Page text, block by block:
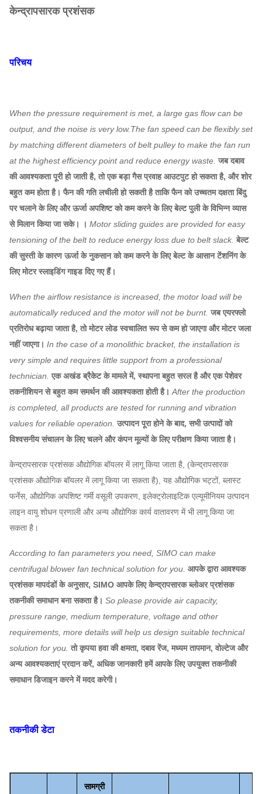
केन्द्रापसारक प्रशंसक
परिचय
When the pressure requirement is met, a large gas flow can be
output, and the noise is very low.The fan speed can be flexibly set
by matching different diameters of belt pulley to make the fan run
at the highest efficiency point and reduce energy waste. जब दबाव
की आवश्यकता पूरी हो जाती है, तो एक बड़ा गैस प्रवाह आउटपुट हो सकता है, और शोर
बहुत कम होता है। फैन की गति लचीली हो सकती है ताकि फैन को उच्चतम दक्षता बिंदु
पर चलाने के लिए और ऊर्जा अपशिष्ट को कम करने के लिए बेल्ट पुली के विभिन्न व्यास
से मिलान किया जा सके। । Motor sliding guides are provided for easy
tensioning of the belt to reduce energy loss due to belt slack. बेल्ट
की सुस्ती के कारण ऊर्जा के नुकसान को कम करने के लिए बेल्ट के आसान टेंशनिंग के
लिए मोटर स्लाइडिंग गाइड दिए गए हैं।
When the airflow resistance is increased, the motor load will be
automatically reduced and the motor will not be burnt. जब एयरफ्लो
प्रतिरोध बढ़ाया जाता है, तो मोटर लोड स्वचालित रूप से कम हो जाएगा और मोटर जला
नहीं जाएगा। In the case of a monolithic bracket, the installation is
very simple and requires little support from a professional
technician. एक अखंड ब्रैकेट के मामले में, स्थापना बहुत सरल है और एक पेशेवर
तकनीशियन से बहुत कम समर्थन की आवश्यकता होती है। After the production
is completed, all products are tested for running and vibration
values for reliable operation. उत्पादन पूरा होने के बाद, सभी उत्पादों को
विश्वसनीय संचालन के लिए चलने और कंपन मूल्यों के लिए परीक्षण किया जाता है।
केन्द्रापसारक प्रशंसक औद्योगिक बॉयलर में लागू किया जाता है, (केन्द्रापसारक
प्रशंसक औद्योगिक बॉयलर में लागू किया जा सकता है), यह औद्योगिक भट्टों, ब्लास्ट
फर्नेस, औद्योगिक अपशिष्ट गर्मी वसूली उपकरण, इलेक्ट्रोलाइटिक एल्यूमीनियम उत्पादन
लाइन वायु शोधन प्रणाली और अन्य औद्योगिक कार्य वातावरण में भी लागू किया जा
सकता है।
According to fan parameters you need, SIMO can make
centrifugal blower fan technical solution for you. आपके द्वारा आवश्यक
प्रशंसक मापदंडों के अनुसार, SIMO आपके लिए केन्द्रापसारक ब्लोअर प्रशंसक
तकनीकी समाधान बना सकता है। So please provide air capacity,
pressure range, medium temperature, voltage and other
requirements, more details will help us design suitable technical
solution for you. तो कृपया हवा की क्षमता, दबाव रेंज, मध्यम तापमान, वोल्टेज और
अन्य आवश्यकताएं प्रदान करें, अधिक जानकारी हमें आपके लिए उपयुक्त तकनीकी
समाधान डिजाइन करने में मदद करेगी।
तकनीकी डेटा
सामग्री